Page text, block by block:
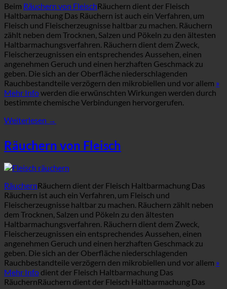
Beim Räuchern von FleischRäuchern dient der Fleisch
Haltbarmachung Das Räuchern ist auch ein Verfahren, um
Fleisch und Fleischerzeugnisse haltbar zu machen. Räuchern
zählt neben dem Trocknen, Salzen und Pökeln zu den ältesten
Haltbarmachungsverfahren. Räuchern dient dem Zweck,
Fleischerzeugnissen ein entsprechendes Aussehen, einen
angenehmen Geruch und einen herzhaften Geschmack zu
geben. Die sich an der Oberfläche niederschlagenden
Rauchbestandteile verzögern den mikrobiellen und vor allem »
Mehr Infowerden die erwünschten Wirkungen werden durch
bestimmte chemische Verbindungen hervorgerufen.
Weiterlesen →
Räuchern von Fleisch
RäuchernRäuchern dient der Fleisch Haltbarmachung Das
Räuchern ist auch ein Verfahren, um Fleisch und
Fleischerzeugnisse haltbar zu machen. Räuchern zählt neben
dem Trocknen, Salzen und Pökeln zu den ältesten
Haltbarmachungsverfahren. Räuchern dient dem Zweck,
Fleischerzeugnissen ein entsprechendes Aussehen, einen
angenehmen Geruch und einen herzhaften Geschmack zu
geben. Die sich an der Oberfläche niederschlagenden
Rauchbestandteile verzögern den mikrobiellen und vor allem »
Mehr Info dient der Fleisch Haltbarmachung Das
RäuchernRäuchern dient der Fleisch Haltbarmachung Das